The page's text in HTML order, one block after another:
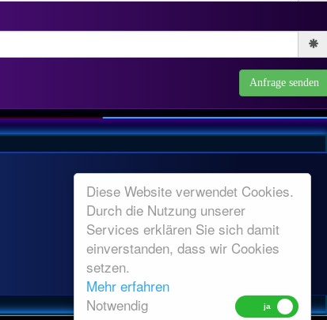
Diese Website verwendet Cookies.
Durch die Nutzung unserer
Services erklären Sie sich damit
einverstanden, dass wir Cookies
setzen.
Mehr erfahren
Notwendig